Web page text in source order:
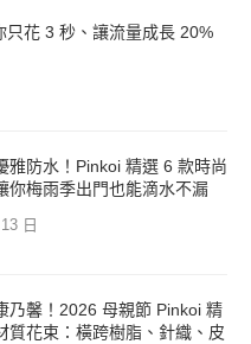
只花 3 秒、讓流量成長 20%
雅防水！Pinkoi 精選 6 款時尚
你梅雨季出門也能滴水不漏
日
乃馨！2026 母親節 Pinkoi 精
質花束：橫跨樹脂、針織、皮